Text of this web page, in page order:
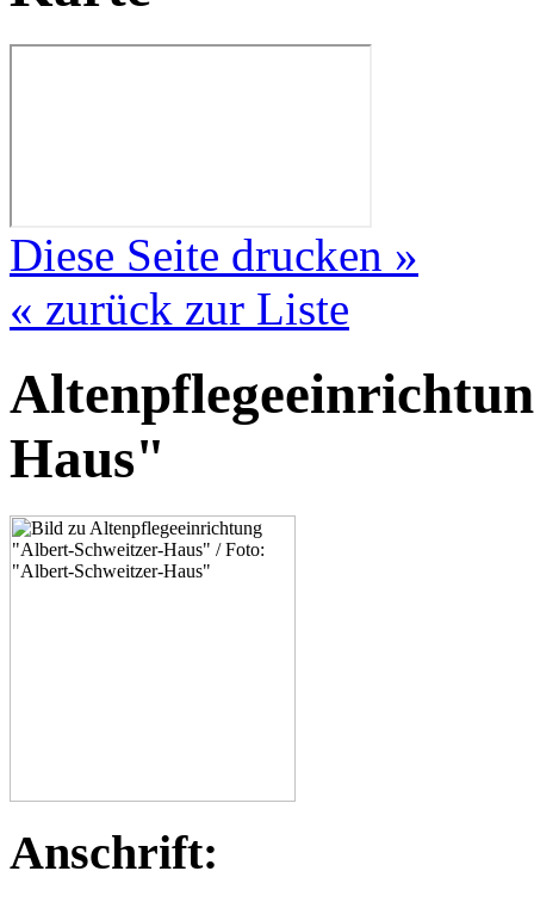
Diese Seite drucken »
« zurück zur Liste
Haus"
Anschrift: